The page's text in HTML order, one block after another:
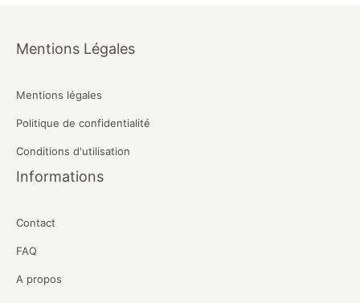
Mentions Légales
Mentions légales
Politique de confidentialité
Conditions d'utilisation
Informations
Contact
FAQ
A propos